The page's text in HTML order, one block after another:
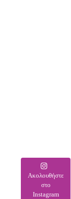
Ακολουθήστε
στο
Instagram